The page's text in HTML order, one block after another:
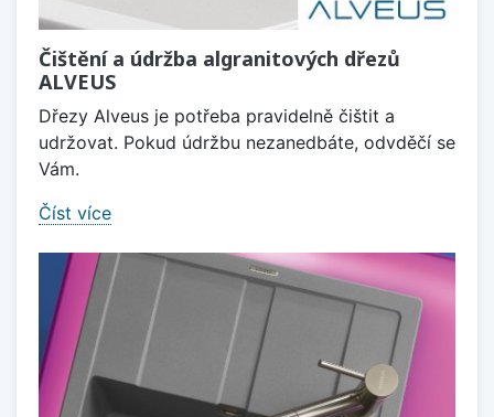
Čištění a údržba algranitových dřezů
ALVEUS
Dřezy Alveus je potřeba pravidelně čištit a
udržovat. Pokud údržbu nezanedbáte, odvděčí se
Vám.
Číst více